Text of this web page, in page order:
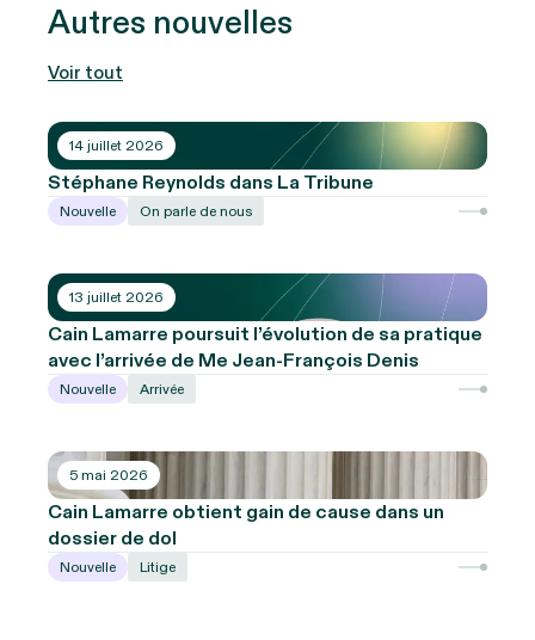
Autres nouvelles
Voir tout
14 juillet 2026
Stéphane Reynolds dans La Tribune
Nouvelle On parle de nous
13 juillet 2026
Cain Lamarre poursuit l’évolution de sa pratique
avec l’arrivée de Me Jean-François Denis
Nouvelle Arrivée
5 mai 2026
Cain Lamarre obtient gain de cause dans un
dossier de dol
Nouvelle Litige